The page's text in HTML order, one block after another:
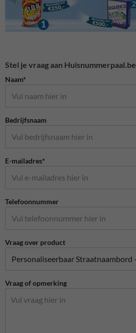
Stel je vraag aan Huisnummerpaal.be
Naam*
Bedrijfsnaam
E-mailadres*
Telefoonnummer
Vraag over product
Vraag of opmerking